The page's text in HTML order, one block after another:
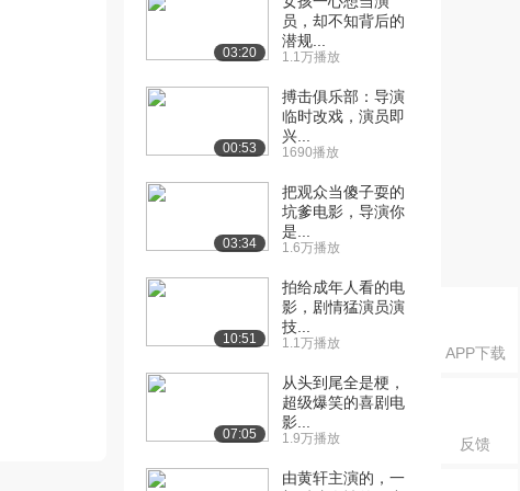
APP下载
反馈
03:20
员，却不知背后的
潜规...
1.1万播放
00:53
搏击俱乐部：导演
临时改戏，演员即
兴...
1690播放
03:34
把观众当傻子耍的
坑爹电影，导演你
是...
1.6万播放
10:51
拍给成年人看的电
影，剧情猛演员演
技...
1.1万播放
07:05
从头到尾全是梗，
超级爆笑的喜剧电
影...
1.9万播放
由黄轩主演的，一